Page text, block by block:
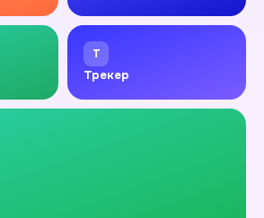
T
Трекер